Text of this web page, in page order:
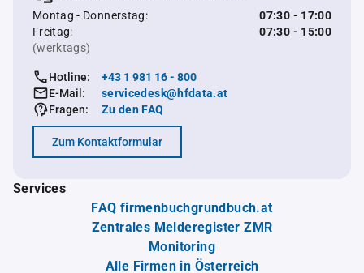
Montag - Donnerstag:
07:30 - 17:00
Freitag:
07:30 - 15:00
(werktags)
Hotline:
+43 1 981 16 - 800
E-Mail:
servicedesk@hfdata.at
Fragen:
Zu den FAQ
Zum Kontaktformular
Services
FAQ firmenbuchgrundbuch.at
Zentrales Melderegister ZMR
Monitoring
Alle Firmen in Österreich